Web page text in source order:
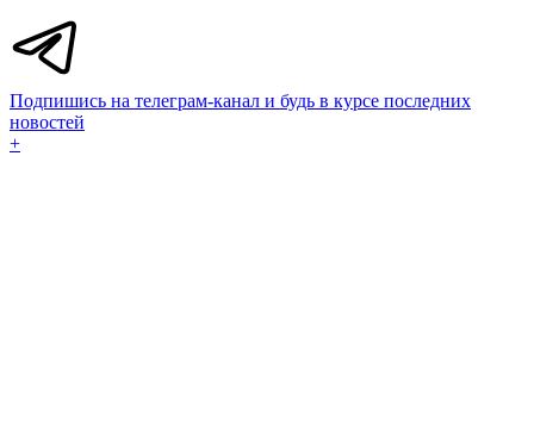
Подпишись на телеграм-канал и будь в курсе последних
новостей
+